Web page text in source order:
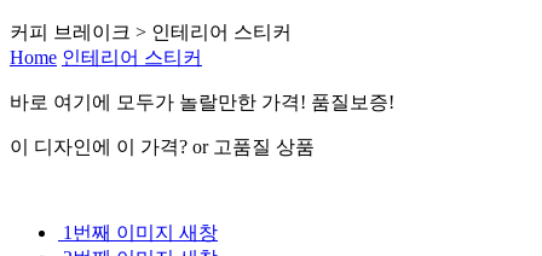
커피 브레이크 > 인테리어 스티커
Home 인테리어 스티커
바로 여기 에 모두가 놀랄만한 가격! 품질보증!
이 디자인에 이 가격? or 고품질 상품
1번째 이미지 새창